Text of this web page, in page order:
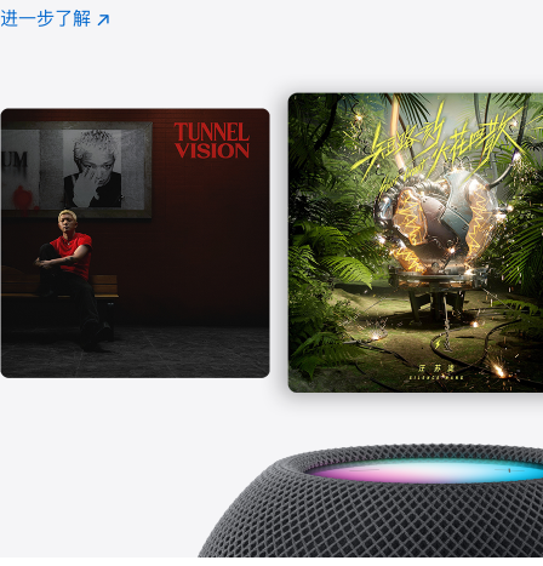
注
进一步了解 Apple
(在
口
中
打
开)